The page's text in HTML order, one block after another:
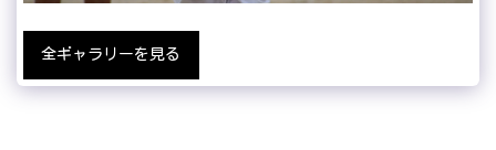
全ギャラリーを見る